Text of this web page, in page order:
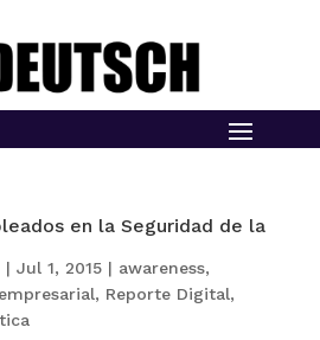
en la Seguridad de la
| Jul 1, 2015| awareness,
, Reporte Digital,